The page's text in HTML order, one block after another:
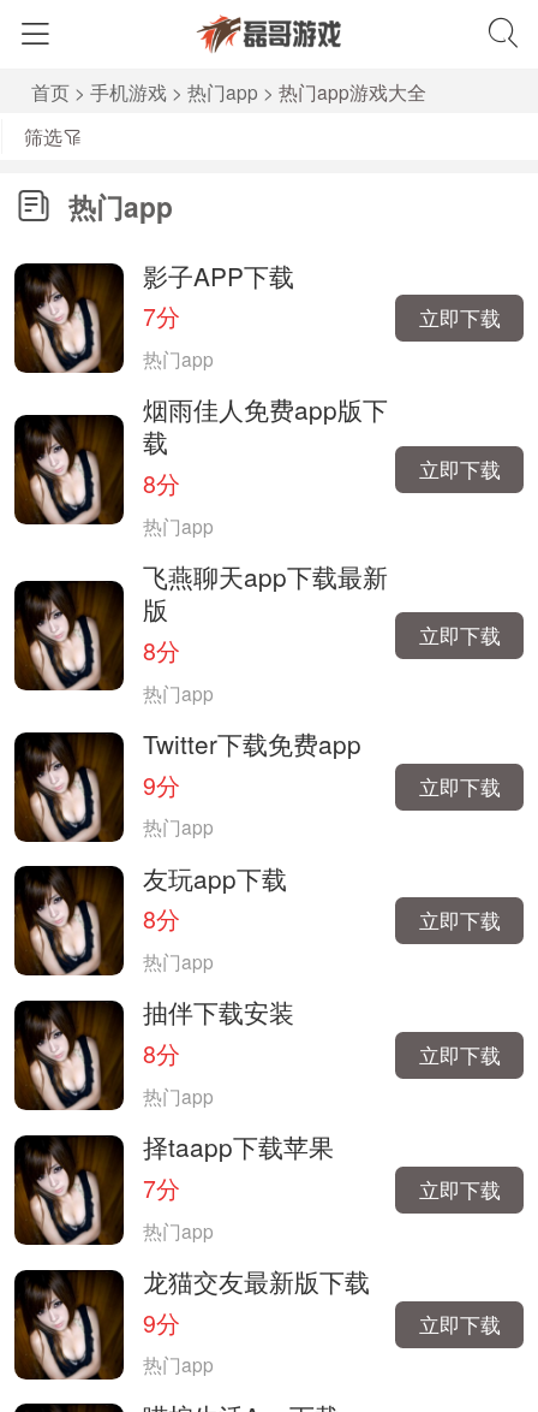
首页 > 手机游戏 > 热门app > 热门app游戏大全
筛选
热门app
影子APP下载
7分
热门app
立即下载
烟雨佳人免费app版下
载
8分
热门app
立即下载
飞燕聊天app下载最新
版
8分
热门app
立即下载
Twitter下载免费app
9分
热门app
立即下载
友玩app下载
8分
热门app
立即下载
抽伴下载安装
8分
热门app
立即下载
择taapp下载苹果
7分
热门app
立即下载
龙猫交友最新版下载
9分
热门app
立即下载